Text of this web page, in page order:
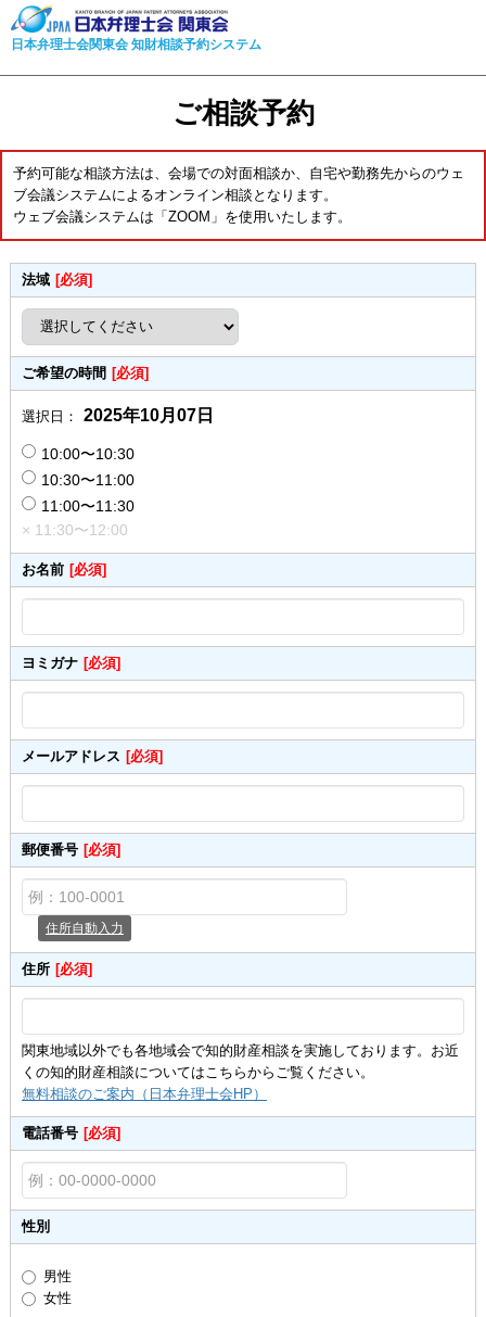
日本弁理士会関東会 知財相談予約システム
ご相談予約
予約可能な相談方法は、会場での対面相談か、自宅や勤務先からのウェ
ブ会議システムによるオンライン相談となります。
ウェブ会議システムは「ZOOM」を使用いたします。
法域 [必須]
ご希望の時間 [必須]
選択日： 2025年10月07日
10:00〜10:30
10:30〜11:00
11:00〜11:30
× 11:30〜12:00
お名前 [必須]
ヨミガナ [必須]
メールアドレス [必須]
郵便番号 [必須]
住所自動入力
住所 [必須]
関東地域以外でも各地域会で知的財産相談を実施しております。お近
くの知的財産相談についてはこちらからご覧ください。
無料相談のご案内（日本弁理士会HP）
電話番号 [必須]
性別
男性
女性